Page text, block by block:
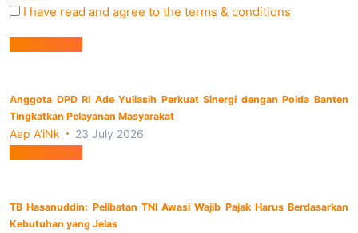
I have read and agree to the terms & conditions
Berita Utama
Anggota DPD RI Ade Yuliasih Perkuat Sinergi dengan Polda Banten
Tingkatkan Pelayanan Masyarakat
Aep A'iNk 23 July 2026
Berita Utama
TB Hasanuddin: Pelibatan TNI Awasi Wajib Pajak Harus Berdasarkan
Kebutuhan yang Jelas